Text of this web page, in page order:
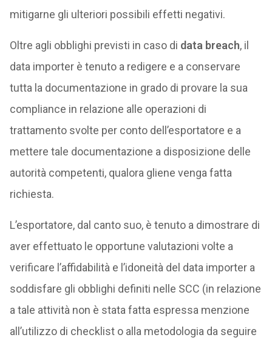
mitigarne gli ulteriori possibili effetti negativi.
Oltre agli obblighi previsti in caso di data breach, il
data importer è tenuto a redigere e a conservare
tutta la documentazione in grado di provare la sua
compliance in relazione alle operazioni di
trattamento svolte per conto dell’esportatore e a
mettere tale documentazione a disposizione delle
autorità competenti, qualora gliene venga fatta
richiesta.
L’esportatore, dal canto suo, è tenuto a dimostrare di
aver effettuato le opportune valutazioni volte a
verificare l’affidabilità e l’idoneità del data importer a
soddisfare gli obblighi definiti nelle SCC (in relazione
a tale attività non è stata fatta espressa menzione
all’utilizzo di checklist o alla metodologia da seguire